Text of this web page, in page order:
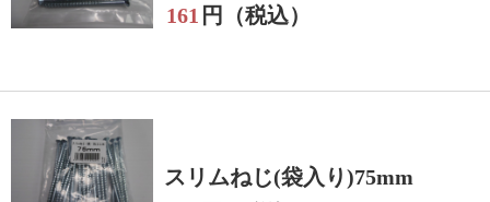
161 円（税込）
スリムねじ(袋入り)75mm